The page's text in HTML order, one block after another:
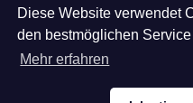
Diese Website verwendet
den bestmöglichen
Mehr erfahren